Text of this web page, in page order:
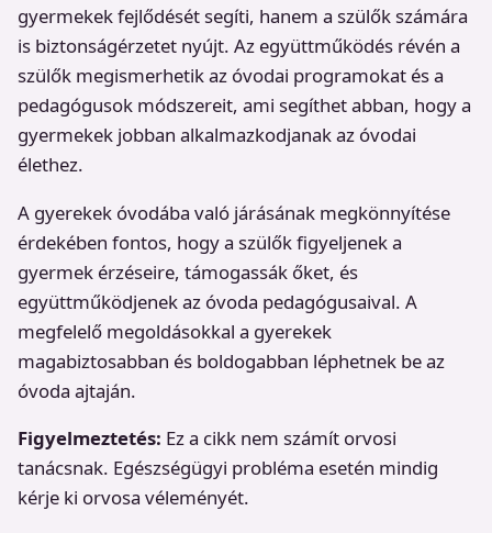
gyermekek fejlődését segíti, hanem a szülők számára
is biztonságérzetet nyújt. Az együttműködés révén a
szülők megismerhetik az óvodai programokat és a
pedagógusok módszereit, ami segíthet abban, hogy a
gyermekek jobban alkalmazkodjanak az óvodai
élethez.
A gyerekek óvodába való járásának megkönnyítése
érdekében fontos, hogy a szülők figyeljenek a
gyermek érzéseire, támogassák őket, és
együttműködjenek az óvoda pedagógusaival. A
megfelelő megoldásokkal a gyerekek
magabiztosabban és boldogabban léphetnek be az
óvoda ajtaján.
Figyelmeztetés: Ez a cikk nem számít orvosi
tanácsnak. Egészségügyi probléma esetén mindig
kérje ki orvosa véleményét.